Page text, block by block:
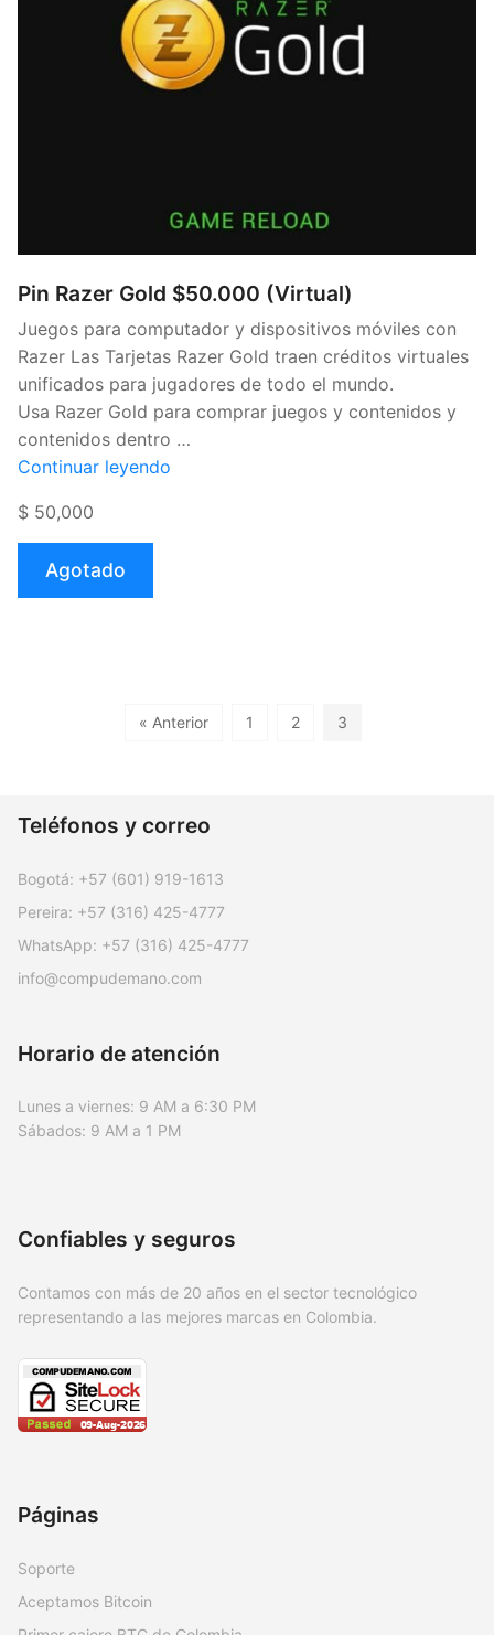
Pin Razer Gold $50.000 (Virtual)
Juegos para computador y dispositivos móviles con
Razer Las Tarjetas Razer Gold traen créditos virtuales
unificados para jugadores de todo el mundo.
Usa Razer Gold para comprar juegos y contenidos y
contenidos dentro …
Continuar leyendo
$ 50,000
Agotado
« Anterior 1 2 3
Teléfonos y correo
Bogotá: +57 (601) 919-1613
Pereira: +57 (316) 425-4777
WhatsApp: +57 (316) 425-4777
info@compudemano.com
Horario de atención
Lunes a viernes: 9 AM a 6:30 PM
Sábados: 9 AM a 1 PM
Confiables y seguros
Contamos con más de 20 años en el sector tecnológico
representando a las mejores marcas en Colombia.
Páginas
Soporte
Aceptamos Bitcoin